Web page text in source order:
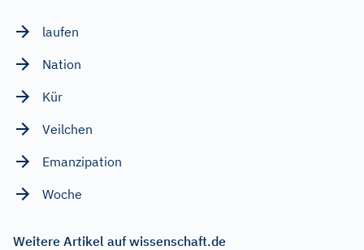
laufen
Nation
Kür
Veilchen
Emanzipation
Woche
Weitere Artikel auf wissenschaft.de